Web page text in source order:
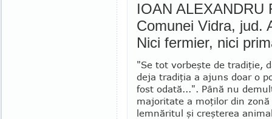
IOAN ALEXANDRU
Comunei Vidra, jud.
Nici fermier, nici
"Se tot vor­beşte de tradiţie,
deja tradiţia a ajuns doar o
fost odată...". Până nu
majoritate a moţilor din zonă
lem­năritul şi creş­terea